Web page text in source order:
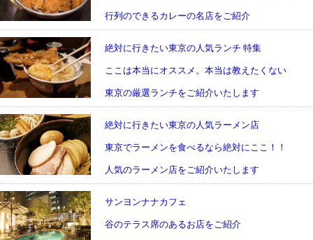
行列のできるカレーの名店をご紹介
絶対に行きたい東京の人気ランチ 特集
ここは本当にオススメ。本当は教えたくない
東京の厳選ランチをご紹介いたします
絶対に行きたい東京の人気ラーメン店
東京でラーメンを食べるなら絶対にここ！！
人気のラーメン店をご紹介いたします
サンヨンナナカフェ
谷のテラス席のあるお店をご紹介